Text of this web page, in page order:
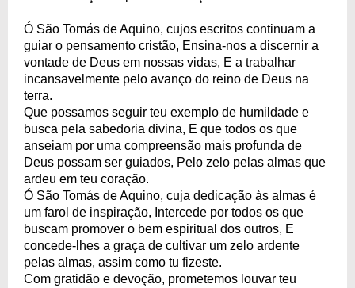
Ó São Tomás de Aquino, cujos escritos continuam a
guiar o pensamento cristão, Ensina-nos a discernir a
vontade de Deus em nossas vidas, E a trabalhar
incansavelmente pelo avanço do reino de Deus na
terra.
Que possamos seguir teu exemplo de humildade e
busca pela sabedoria divina, E que todos os que
anseiam por uma compreensão mais profunda de
Deus possam ser guiados, Pelo zelo pelas almas que
ardeu em teu coração.
Ó São Tomás de Aquino, cuja dedicação às almas é
um farol de inspiração, Intercede por todos os que
buscam promover o bem espiritual dos outros, E
concede-lhes a graça de cultivar um zelo ardente
pelas almas, assim como tu fizeste.
Com gratidão e devoção, prometemos louvar teu